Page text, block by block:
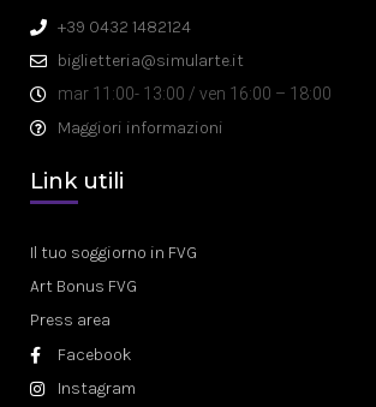
+39 0432 1482124
biglietteria@simularte.it
mar 11:00- 13:00 / ven 16:00 – 18:00
Maggiori informazioni
Link utili
Il tuo soggiorno in FVG
Art Bonus FVG
Press area
Facebook
Instagram